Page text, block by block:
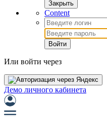
Закрыть
Content
Войти
Или войти через
Демо личного кабинета